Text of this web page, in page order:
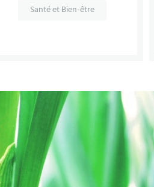
Santé et Bien-être